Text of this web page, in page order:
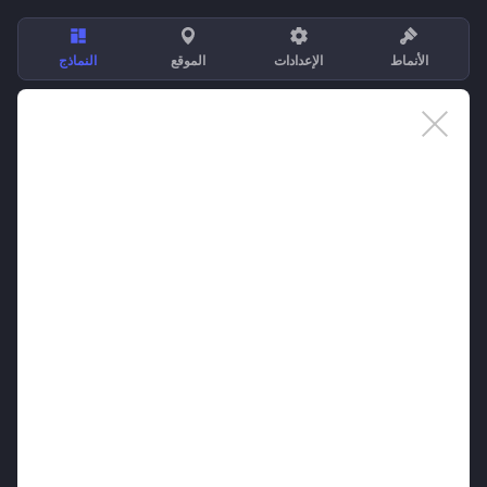
النماذج الموقع الإعدادات الأنماط